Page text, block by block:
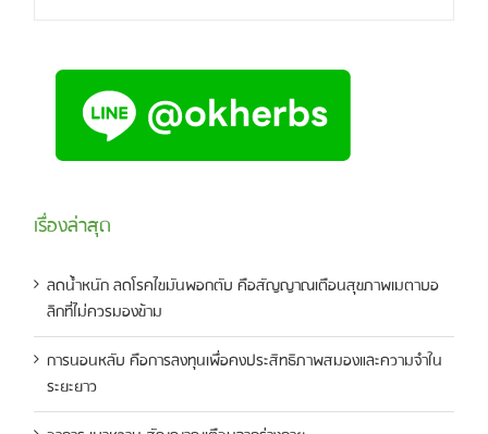
เรื่องล่าสุด
ลดน้ำหนัก ลดโรคไขมันพอกตับ คือสัญญาณเตือนสุขภาพเมตาบอ
ลิกที่ไม่ควรมองข้าม
การนอนหลับ คือการลงทุนเพื่อคงประสิทธิภาพสมองและความจำใน
ระยะยาว